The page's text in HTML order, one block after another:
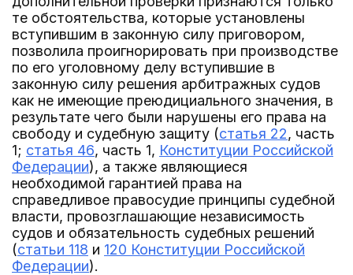
те обстоятельства, которые установлены
вступившим в законную силу приговором,
позволила проигнорировать при производстве
по его уголовному делу вступившие в
законную силу решения арбитражных судов
как не имеющие преюдициального значения, в
результате чего были нарушены его права на
свободу и судебную защиту (статья 22, часть
1; статья 46, часть 1, Конституции Российской
Федерации), а также являющиеся
необходимой гарантией права на
справедливое правосудие принципы судебной
власти, провозглашающие независимость
судов и обязательность судебных решений
(статьи 118 и 120 Конституции Российской
Федерации).